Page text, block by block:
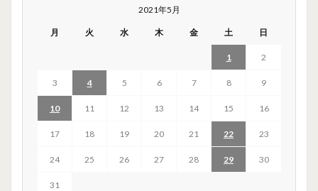
2021年5月
月 火 水 木 金 土 日
1 2
3 4 5 6 7 8 9
10 11 12 13 14 15 16
17 18 19 20 21 22 23
24 25 26 27 28 29 30
31